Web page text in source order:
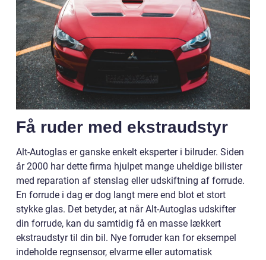
Få ruder med ekstraudstyr
Alt-Autoglas er ganske enkelt eksperter i bilruder. Siden
år 2000 har dette firma hjulpet mange uheldige bilister
med reparation af stenslag eller udskiftning af forrude.
En forrude i dag er dog langt mere end blot et stort
stykke glas. Det betyder, at når Alt-Autoglas udskifter
din forrude, kan du samtidig få en masse lækkert
ekstraudstyr til din bil. Nye forruder kan for eksempel
indeholde regnsensor, elvarme eller automatisk